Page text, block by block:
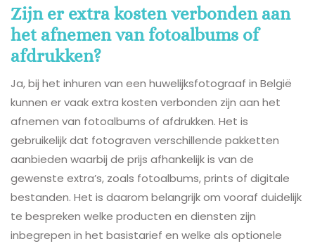
Zijn er extra kosten verbonden aan
het afnemen van fotoalbums of
afdrukken?
Ja, bij het inhuren van een huwelijksfotograaf in België
kunnen er vaak extra kosten verbonden zijn aan het
afnemen van fotoalbums of afdrukken. Het is
gebruikelijk dat fotograven verschillende pakketten
aanbieden waarbij de prijs afhankelijk is van de
gewenste extra’s, zoals fotoalbums, prints of digitale
bestanden. Het is daarom belangrijk om vooraf duidelijk
te bespreken welke producten en diensten zijn
inbegrepen in het basistarief en welke als optionele